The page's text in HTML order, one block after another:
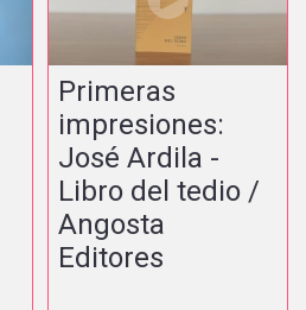
Primeras
impresiones:
José Ardila -
Libro del tedio /
Angosta
Editores